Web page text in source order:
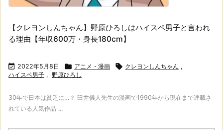
【クレヨンしんちゃん】野原ひろしはハイスペ男子と言われ
る理由【年収600万・身長180cm】
 2022年5月8日  アニメ・漫画  クレヨンしんちゃん ,
ハイスペ男子 , 野原ひろし
30年で日本は貧乏に…？ 臼井儀人先生の漫画で1990年から現在まで連載さ
れている人気作品 ...